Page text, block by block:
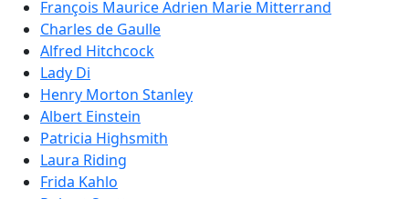
François Maurice Adrien Marie Mitterrand
Charles de Gaulle
Alfred Hitchcock
Lady Di
Henry Morton Stanley
Albert Einstein
Patricia Highsmith
Laura Riding
Frida Kahlo